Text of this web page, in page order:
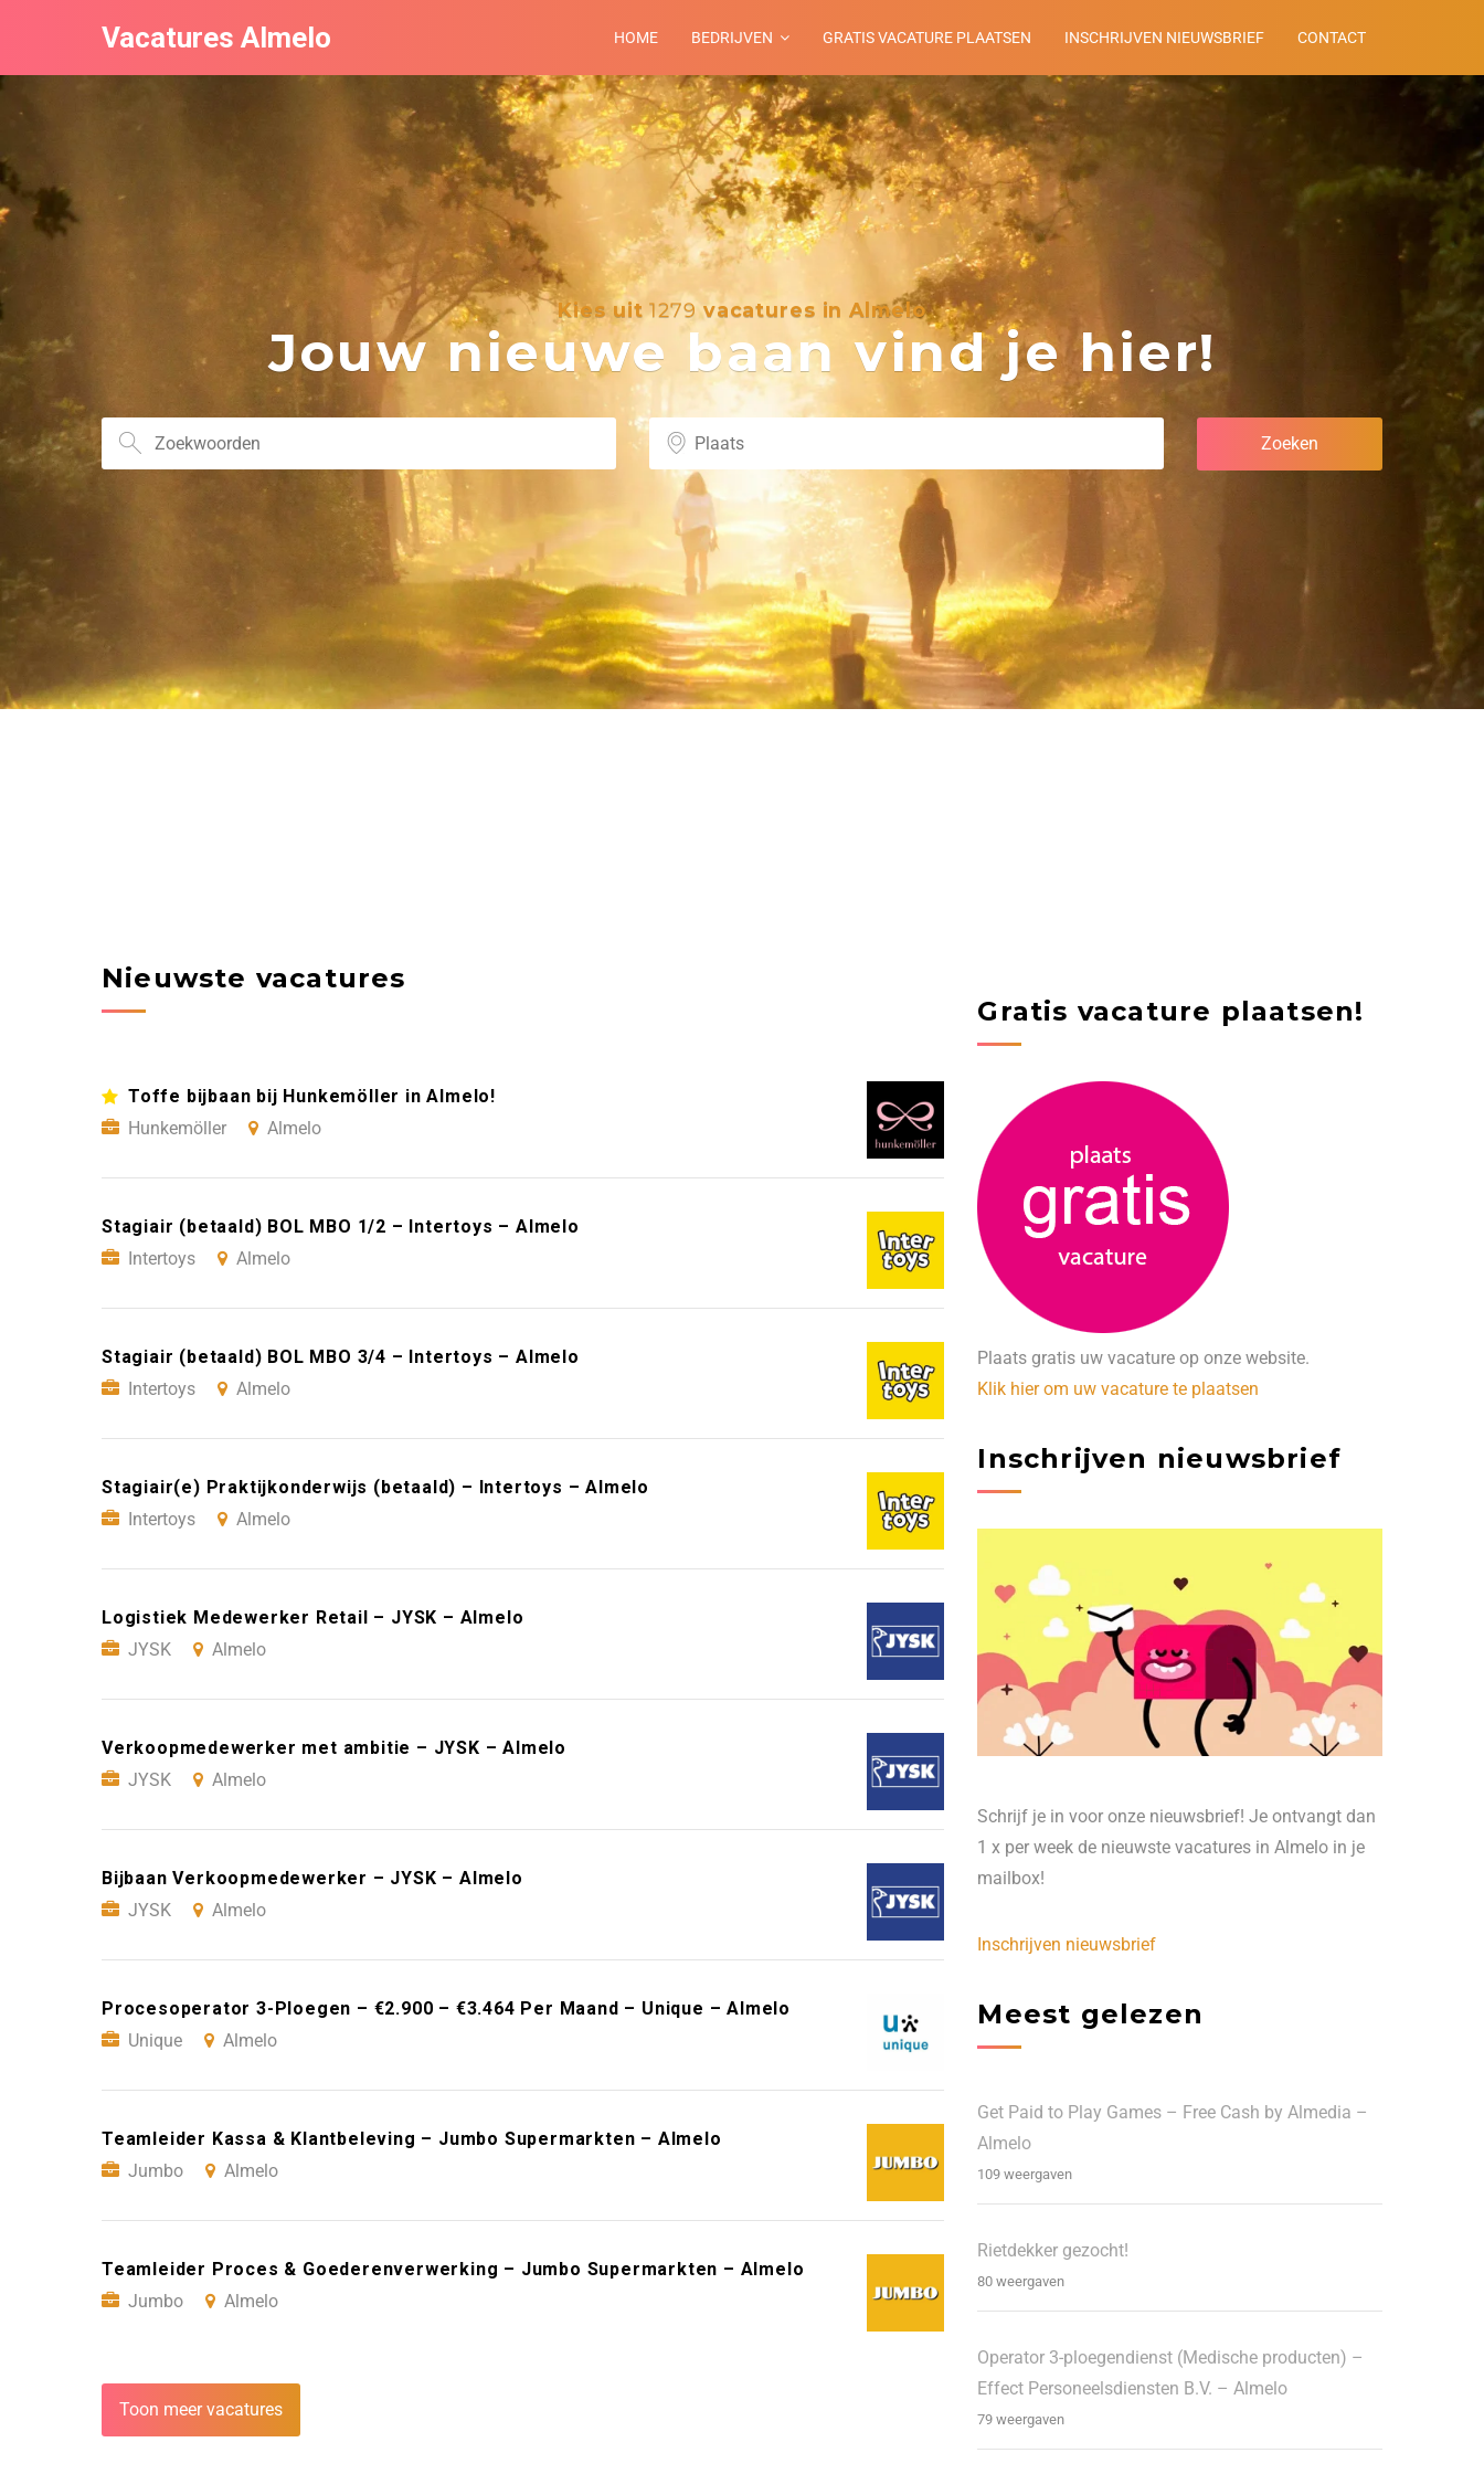
Vacatures Almelo HOME BEDRIJVEN GRATIS VACATURE PLAATSEN INSCHRIJVEN NIEUWSBRIEF CONTACT
Kies uit1279vacatures in Almelo
Jouw nieuwe baan vind je hier!
Nieuwste vacatures
Toffe bijbaan bij Hunkemöller in Almelo!
Hunkemöller
Almelo
Stagiair (betaald) BOL MBO 1/2 – Intertoys – Almelo
Intertoys
Almelo
Stagiair (betaald) BOL MBO 3/4 – Intertoys – Almelo
Intertoys
Almelo
Stagiair(e) Praktijkonderwijs (betaald) – Intertoys – Almelo
Intertoys
Almelo
Logistiek Medewerker Retail – JYSK – Almelo
JYSK
Almelo
Verkoopmedewerker met ambitie – JYSK – Almelo
JYSK
Almelo
Bijbaan Verkoopmedewerker – JYSK – Almelo
JYSK
Almelo
Procesoperator 3-Ploegen – €2.900 – €3.464 Per Maand – Unique – Almelo
Unique
Almelo
Teamleider Kassa & Klantbeleving – Jumbo Supermarkten – Almelo
Jumbo
Almelo
Teamleider Proces & Goederenverwerking – Jumbo Supermarkten – Almelo
Jumbo
Almelo
Toon meer vacatures
Gratis vacature plaatsen!
Plaats gratis uw vacature op onze website.
Klik hier om uw vacature te plaatsen
Inschrijven nieuwsbrief
Schrijf je in voor onze nieuwsbrief! Je ontvangt dan
1 x per week de nieuwste vacatures in Almelo in je
mailbox!
Inschrijven nieuwsbrief
Meest gelezen
Get Paid to Play Games – Free Cash by Almedia –
Almelo
109 weergaven
Rietdekker gezocht!
80 weergaven
Operator 3-ploegendienst (Medische producten) –
Effect Personeelsdiensten B.V. – Almelo
79 weergaven